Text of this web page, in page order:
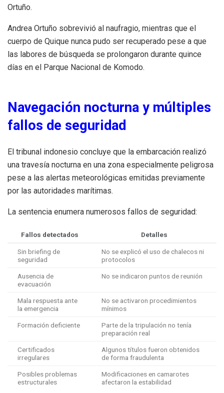
Ortuño.
Andrea Ortuño sobrevivió al naufragio, mientras que el
cuerpo de Quique nunca pudo ser recuperado pese a que
las labores de búsqueda se prolongaron durante quince
días en el Parque Nacional de Komodo.
Navegación nocturna y múltiples
fallos de seguridad
El tribunal indonesio concluye que la embarcación realizó
una travesía nocturna en una zona especialmente peligrosa
pese a las alertas meteorológicas emitidas previamente
por las autoridades marítimas.
La sentencia enumera numerosos fallos de seguridad:
Fallos detectados Detalles
Sin briefing de
seguridad
No se explicó el uso de chalecos ni
protocolos
Ausencia de
evacuación
No se indicaron puntos de reunión
Mala respuesta ante
la emergencia
No se activaron procedimientos
mínimos
Formación deficiente
Parte de la tripulación no tenía
preparación real
Certificados
irregulares
Algunos títulos fueron obtenidos
de forma fraudulenta
Posibles problemas
estructurales
Modificaciones en camarotes
afectaron la estabilidad